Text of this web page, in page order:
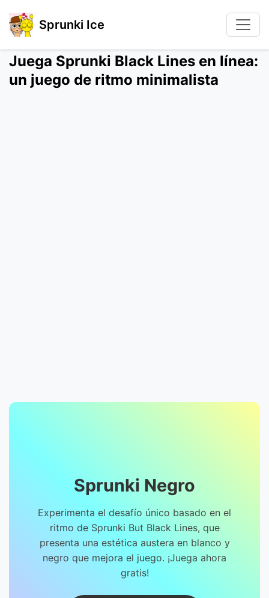
Sprunki Ice
Juega Sprunki Black Lines en línea:
un juego de ritmo minimalista
Sprunki Negro
Experimenta el desafío único basado en el
ritmo de Sprunki But Black Lines, que
presenta una estética austera en blanco y
negro que mejora el juego. ¡Juega ahora
gratis!